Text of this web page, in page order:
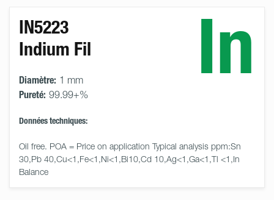
In
IN5223
Indium Fil
Diamètre: 1 mm
Pureté: 99.99+%
Données techniques:
Oil free. POA = Price on application Typical analysis ppm:Sn
30,Pb 40,Cu<1,Fe<1,Ni<1,Bi10,Cd 10,Ag<1,Ga<1,Tl <1,In
Balance